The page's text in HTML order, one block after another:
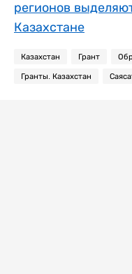
регионов
Казахстане
Казахстан Грант
Гранты. Казахстан